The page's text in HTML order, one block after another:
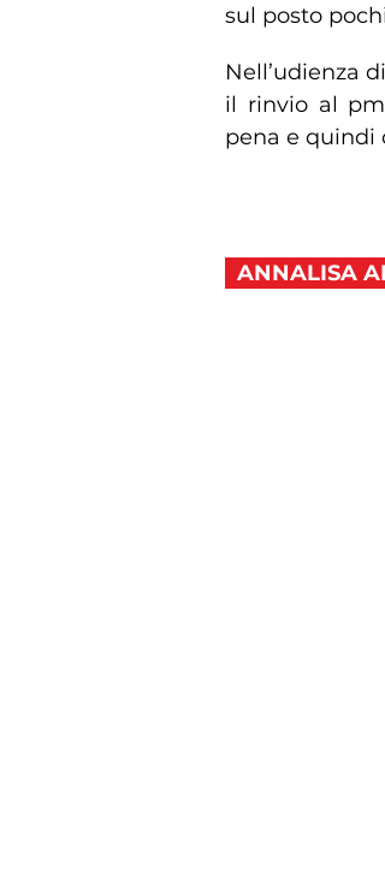
sul posto
Nell’udienza
il rinvio al
pena e quindi
ANNALISA